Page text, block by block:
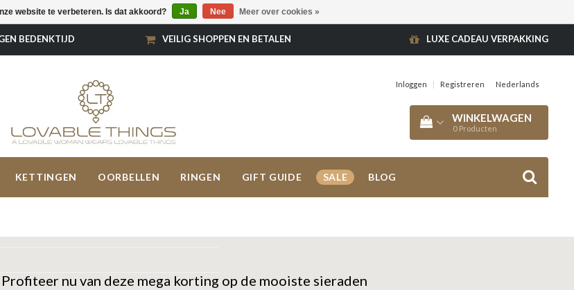
BEDENKTIJD VEILIG SHOPPEN EN BETALEN LUXE CADEAU VERPAKKING
Inloggen | Registreren Nederlands
WINKELWAGEN
0 Producten
KETTINGEN OORBELLEN RINGEN GIFT GUIDE SALE BLOG
Profiteer nu van deze mega korting op de mooiste sieraden
website te verbeteren. Is dat akkoord? Ja Nee Meer over cookies »